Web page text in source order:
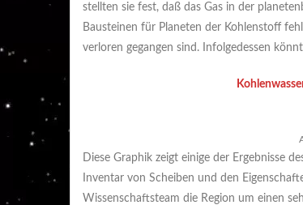
stellten sie fest, daß das Gas in der
Bausteinen für Planeten der Kohlenstoff
verloren gegangen sind. Infolgedessen
Diese Graphik zeigt einige der Ergebnisse
Inventar von Scheiben und den
Wissenschaftsteam die Region um einen